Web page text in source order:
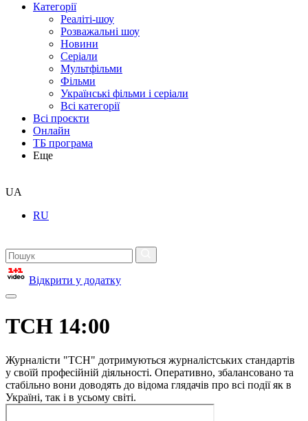
Категорії
Реаліті-шоу
Розважальні шоу
Новини
Серіали
Мультфільми
Фільми
Українські фільми і серіали
Всі категорії
Всі проєкти
Онлайн
ТБ програма
Еще
UA
RU
Відкрити у додатку
ТСН 14:00
Журналісти "ТСН" дотримуються журналістських стандартів
у своїй професійній діяльності. Оперативно, збалансовано та
стабільно вони доводять до відома глядачів про всі події як в
Україні, так і в усьому світі.